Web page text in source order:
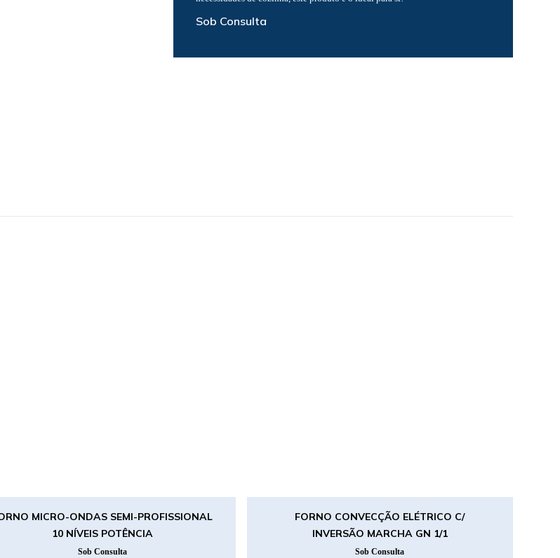
Sob Consulta
MICRO-ONDAS SEMI-PROFISSIONAL
10 NÍVEIS POTÊNCIA
Sob Consulta
FORNO CONVECÇÃO ELÉTRICO C/
INVERSÃO MARCHA GN 1/1
Sob Consulta